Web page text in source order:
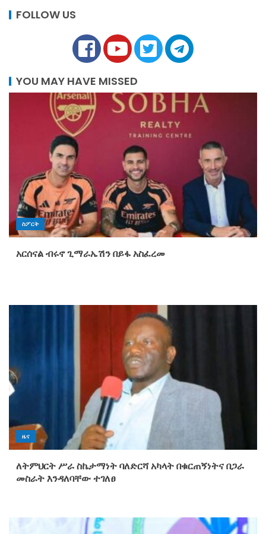
FOLLOW US
YOU MAY HAVE MISSED
ስፖርት
አርሰናል ብሩኖ ጊማራኤሽን በይፋ አስፈረመ
ዜና
ለትምህርት ሥራ ስኬታማነት ባለድርሻ አካላት በቁርጠኝነትና በጋራ
መስራት እንዳለባቸው ተገለፀ